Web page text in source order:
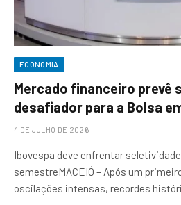
ECONOMIA
Mercado financeiro prevê
desafiador para a Bolsa
4 DE JULHO DE 2026
Ibovespa deve enfrentar
semestreMACEIÓ – Após um
oscilações intensas, recordes